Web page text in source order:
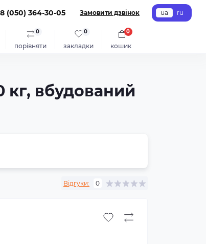
(050) 364-30-05 Замовити дзвінок ua ru
порівняти
0
закладки
0
кошик
0
кг, вбудований
Відгуки: 0